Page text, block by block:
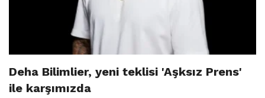
Deha Bilimlier, yeni teklisi 'Aşksız Prens'
ile karşımızda